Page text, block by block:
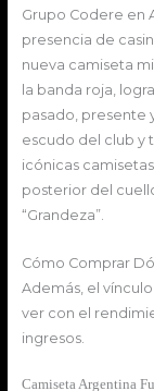
Grupo Codere en
presencia de
nueva camiseta
la banda roja,
pasado, presente
escudo del club y
icónicas
posterior del
“Grandeza”.
Cómo Comprar
Además, el
ver con el
ingresos.
Camiseta Argentina